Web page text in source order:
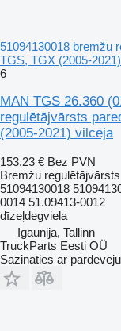
51094130018 bremžu
TGS, TGX (2005-
6
MAN TGS 26.360
regulētājvārsts
(2005-2021) vilcēja
153,23 € Bez PVN
Bremžu regulētājvārsts
51094130018
0014 51.09413-0012
dīzeļdegviela
Igaunija, Tallinn
TruckParts Eesti OÜ
Sazināties ar pārdevēju